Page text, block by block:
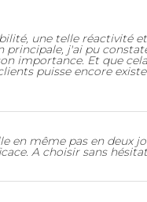
une telle réactivité
j'ai pu
importance. Et que
puisse encore
en même pas en deux
A choisir sans